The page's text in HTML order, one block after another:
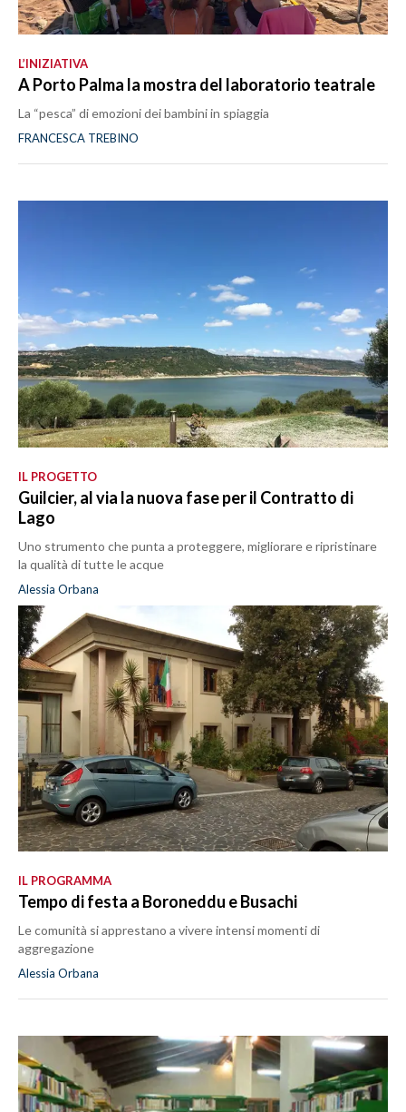
L’INIZIATIVA
A Porto Palma la mostra del laboratorio teatrale
La “pesca” di emozioni dei bambini in spiaggia
FRANCESCA TREBINO
IL PROGETTO
Guilcier, al via la nuova fase per il Contratto di
Lago
Uno strumento che punta a proteggere, migliorare e ripristinare
la qualità di tutte le acque
Alessia Orbana
IL PROGRAMMA
Tempo di festa a Boroneddu e Busachi
Le comunità si apprestano a vivere intensi momenti di
aggregazione
Alessia Orbana